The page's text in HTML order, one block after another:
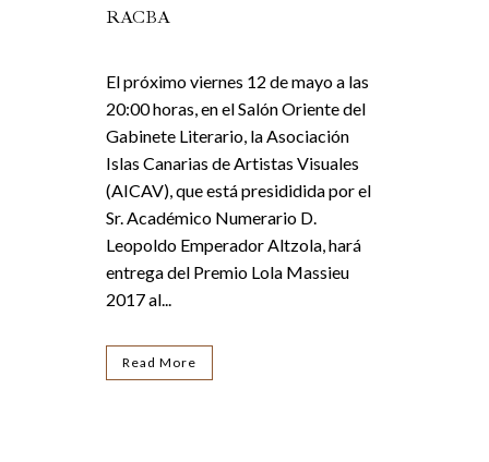
RACBA
El próximo viernes 12 de mayo a las
20:00 horas, en el Salón Oriente del
Gabinete Literario, la Asociación
Islas Canarias de Artistas Visuales
(AICAV), que está presididida por el
Sr. Académico Numerario D.
Leopoldo Emperador Altzola, hará
entrega del Premio Lola Massieu
2017 al...
Read More